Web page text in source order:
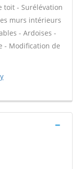
toit - Surélévation
murs intérieurs
- Ardoises -
- Modification de